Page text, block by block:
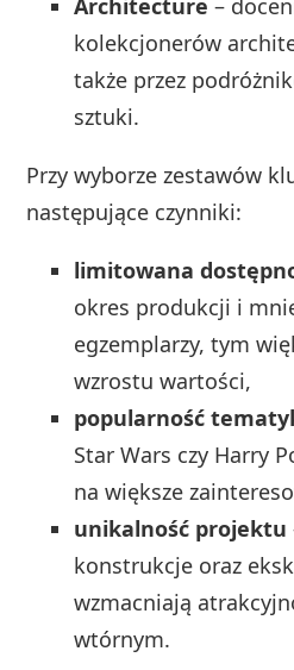
Architecture –
kolekcjonerów
także przez
sztuki.
Przy wyborze zestawów
następujące czynniki:
limitowana
okres produkcji i
egzemplarzy, tym
wzrostu wartości,
popularność
Star Wars czy Harry
na większe
unikalność projektu
konstrukcje oraz
wzmacniają
wtórnym.